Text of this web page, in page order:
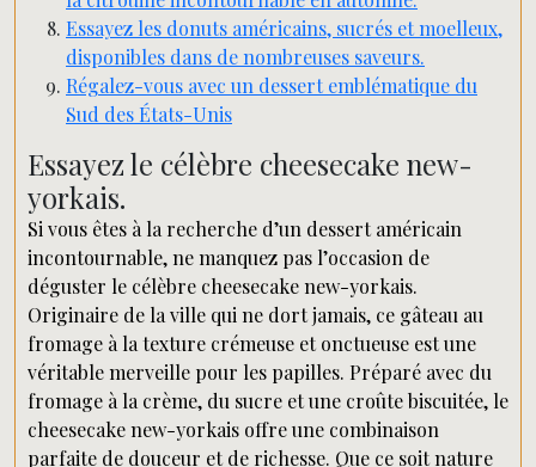
Essayez les donuts américains, sucrés et moelleux,
disponibles dans de nombreuses saveurs.
Régalez-vous avec un dessert emblématique du
Sud des États-Unis
Essayez le célèbre cheesecake new-
yorkais.
Si vous êtes à la recherche d’un dessert américain
incontournable, ne manquez pas l’occasion de
déguster le célèbre cheesecake new-yorkais.
Originaire de la ville qui ne dort jamais, ce gâteau au
fromage à la texture crémeuse et onctueuse est une
véritable merveille pour les papilles. Préparé avec du
fromage à la crème, du sucre et une croûte biscuitée, le
cheesecake new-yorkais offre une combinaison
parfaite de douceur et de richesse. Que ce soit nature